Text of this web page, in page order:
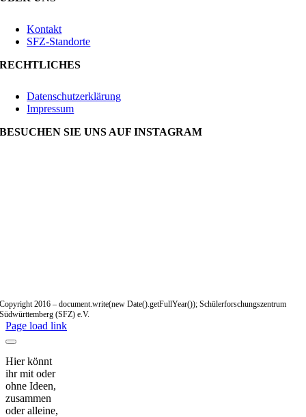
Kontakt
SFZ-Standorte
RECHTLICHES
Datenschutzerklärung
Impressum
BESUCHEN SIE UNS AUF INSTAGRAM
Copyright 2016 – document.write(new Date().getFullYear()); Schülerforschungszentrum
Südwürttemberg (SFZ) e.V.
Page load link
Hier könnt
ihr mit oder
ohne Ideen,
zusammen
oder alleine,